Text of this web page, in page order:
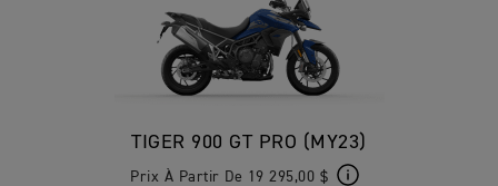
TIGER 900 GT PRO (MY23)
Prix À Partir De 19 295,00 $